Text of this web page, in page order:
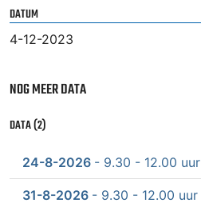
DATUM
4-12-2023
NOG MEER DATA
DATA (2)
24-8-2026 - 9.30 - 12.00 uur
31-8-2026 - 9.30 - 12.00 uur